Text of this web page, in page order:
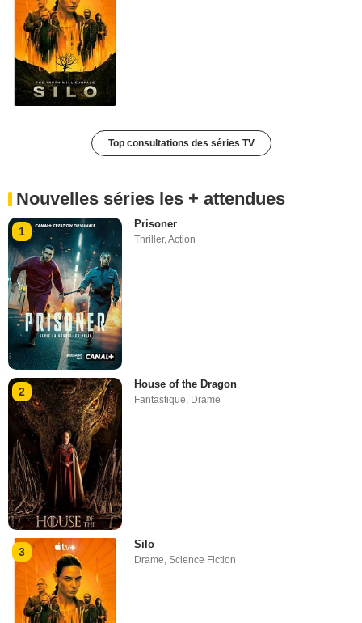
Top consultations des séries TV
Nouvelles séries les + attendues
1
Prisoner
Thriller,Action
2
House of the Dragon
Fantastique, Drame
3
Silo
Drame,Science Fiction